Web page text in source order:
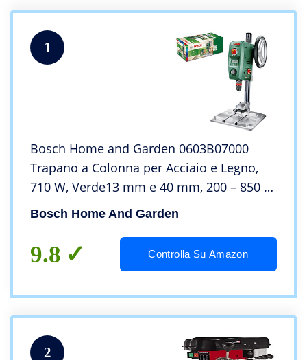
1
Bosch Home and Garden 0603B07000
Trapano a Colonna per Acciaio e Legno,
710 W, Verde13 mm e 40 mm, 200 – 850 /
600 – 2.500 giri/min
Bosch Home And Garden
9.8 Controlla Su Amazon
2